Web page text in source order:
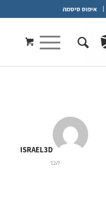
איפוס סיסמה
ISRAEL3D
חבר